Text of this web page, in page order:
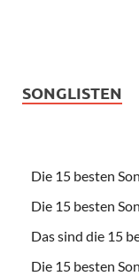
SONGLISTEN
Die 15 besten
Die 15 besten
Das sind die 15
Die 15 besten